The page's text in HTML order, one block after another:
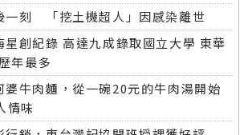
一刻 「挖土機超人」因感染離世
星創紀錄 高達九成錄取國立大學 東華
年最多
婆牛肉麵，從一碗20元的牛肉湯開始
情味